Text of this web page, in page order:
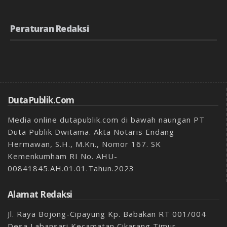
Peraturan Redaksi
DutaPublik.com
Media online dutapublik.com di bawah naungan PT
Duta Publik Dwitama. Akta Notaris Endang
Hermawan, S.H., M.Kn., Nomor 167. SK
Kemenkumham RI No. AHU-
00841845.AH.01.01.Tahun.2023
Alamat Redaksi
Jl. Raya Bojong-Cipayung Kp. Babakan RT 001/004